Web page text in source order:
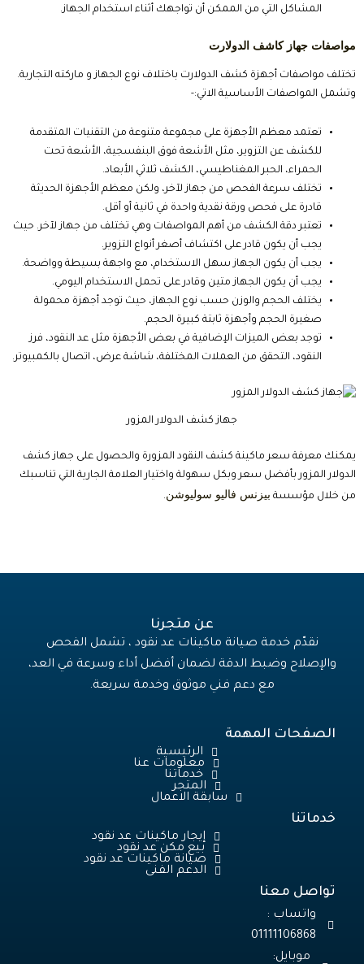
المشاكل التي من الممكن أن تواجهك أثناء استخدام الجهاز.
مواصفات جهاز كاشف الدولارت
تختلف مواصفات أجهزة كشف الدولارت باختلاف نوع الجهاز و ماركته التجارية.
وتشمل المواصفات الأساسية الاتي:-
تعتمد معظم الأجهزة على مجموعة متنوعة من التقنيات المتقدمة
للكشف عن التزوير، مثل الأشعة فوق البنفسجية، الأشعة تحت
الحمراء، الحبر المغناطيسي، الكشف ثلاثي الأبعاد.
تختلف سرعة الفحص من جهاز لآخر، ولكن معظم الأجهزة الحديثة
قادرة على فحص ورقة نقدية واحدة في ثانية أو أقل.
تعتبر دقة الكشف من أهم المواصفات وهي تختلف من جهاز لآخر. حيث
يجب أن يكون قادر على اكتشاف أصغر أنواع التزوير.
يجب أن يكون الجهاز سهل الاستخدام، مع واجهة بسيطة وواضحة.
يجب أن يكون الجهاز متين وقادر على تحمل الاستخدام اليومي.
يختلف الحجم والوزن حسب نوع الجهاز، حيث توجد أجهزة محمولة
صغيرة الحجم وأجهزة ثابتة كبيرة الحجم.
توجد بعض الميزات الإضافية في بعض الأجهزة مثل عد النقود، فرز
النقود، التحقق من العملات المختلفة، شاشة عرض، اتصال بالكمبيوتر.
جهاز كشف الدولار المزور
يمكنك معرفة سعر ماكينة كشف النقود المزورة والحصول على جهاز كشف
الدولار المزور بأفضل سعر وبكل سهولة واختيار العلامة الجارية التي تناسبك
من خلال مؤسسة بيزنس فاليو سوليوشن.
عن متجرنا
نقدّم خدمة صيانة ماكينات عد نقود ، تشمل الفحص
والإصلاح وضبط الدقة لضمان أفضل أداء وسرعة في العد،
مع دعم فني موثوق وخدمة سريعة.
الصفحات المهمة
الرئيسية
معلومات عنا
خدماتنا
المتجر
سابقة الاعمال
خدماتنا
إيجار ماكينات عد نقود
بيع مكن عد نقود
صيانة ماكينات عد نقود
الدعم الفنى
تواصل معنا
واتساب :
01111106868
موبايل: